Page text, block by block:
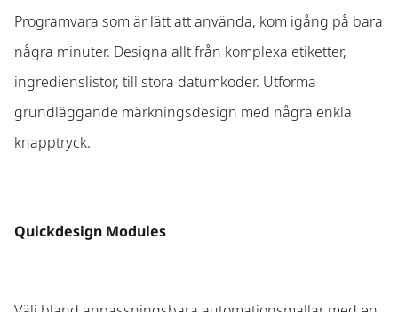
Programvara som är lätt att använda, kom igång på bara
några minuter. Designa allt från komplexa etiketter,
ingredienslistor, till stora datumkoder. Utforma
grundläggande märkningsdesign med några enkla
knapptryck.
Quickdesign Modules